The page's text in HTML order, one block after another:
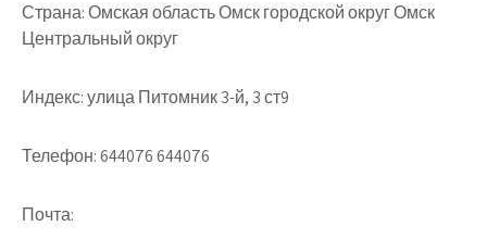
Страна: Омская область Омск городской округ Омск
Центральный округ
Индекс: улица Питомник 3-й, 3 ст9
Телефон: 644076 644076
Почта: